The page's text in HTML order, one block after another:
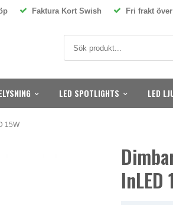
Faktura Kort Swish Fri frakt
LED SPOTLIGHTS LED
15W
InLED